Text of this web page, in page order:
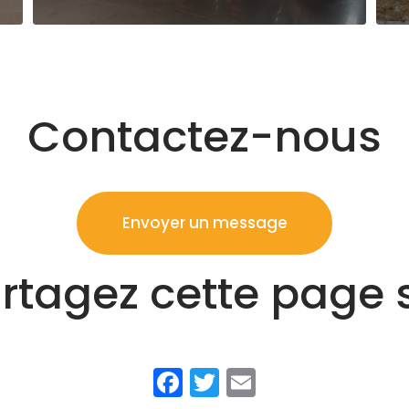
Contactez-nous
Envoyer un message
cette page
Facebook
Twitter